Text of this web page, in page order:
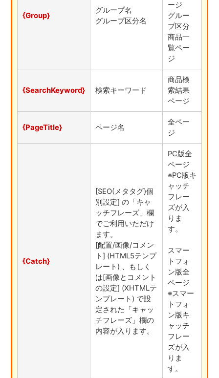
{Group}
グループ名
グループ区分名
ージ
グルー
プ区分
商品一
覧ペー
ジ
{SearchKeyword} 検索キーワード
商品検
索結果
ページ
{PageTitle} ページ名
全ペー
ジ
{Catch}
[SEO(メタタグ)個
別設定] の「キャ
ッチフレーズ」欄
でご利用いただけ
ます。
[配置/画像/コメン
ト] (HTML5テンプ
レート) 、もしく
は[画像とコメント
の設定] (XHTMLテ
ンプレート) で設
定された「キャッ
チフレーズ」欄の
内容が入ります。
PC版全
ページ
※PC版キ
ャッチ
フレー
ズが入
りま
す。
スマー
トフォ
ン版全
ページ
※スマー
トフォ
ン版キ
ャッチ
フレー
ズが入
りま
す。